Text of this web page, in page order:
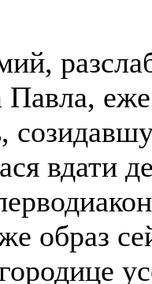
Павла,
вдати
образ